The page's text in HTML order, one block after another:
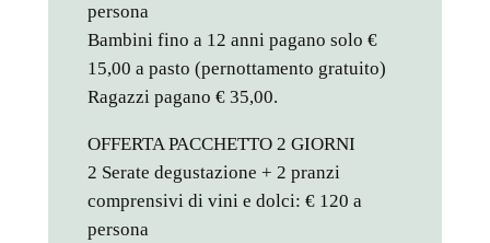
persona
Bambini fino a 12 anni pagano solo €
15,00 a pasto (pernottamento gratuito)
Ragazzi pagano € 35,00.
OFFERTA PACCHETTO 2 GIORNI
2 Serate degustazione + 2 pranzi
comprensivi di vini e dolci: € 120 a
persona